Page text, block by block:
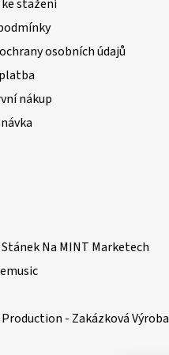
stažení
osobních údajů
nákup
Na MINT Marketech
- Zakázková Výroba